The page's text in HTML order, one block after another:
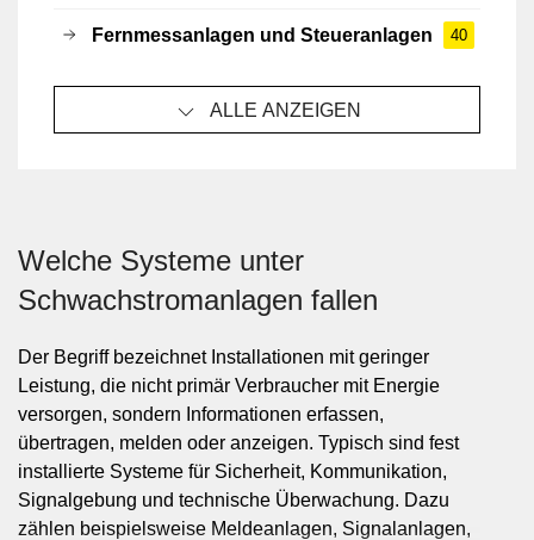
Fernmessanlagen und Steueranlagen 40
ALLE ANZEIGEN
Welche Systeme unter
Schwachstromanlagen fallen
Der Begriff bezeichnet Installationen mit geringer
Leistung, die nicht primär Verbraucher mit Energie
versorgen, sondern Informationen erfassen,
übertragen, melden oder anzeigen. Typisch sind fest
installierte Systeme für Sicherheit, Kommunikation,
Signalgebung und technische Überwachung. Dazu
zählen beispielsweise Meldeanlagen, Signalanlagen,